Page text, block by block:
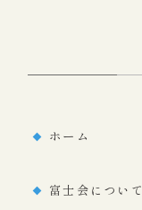
ホーム
富士会について